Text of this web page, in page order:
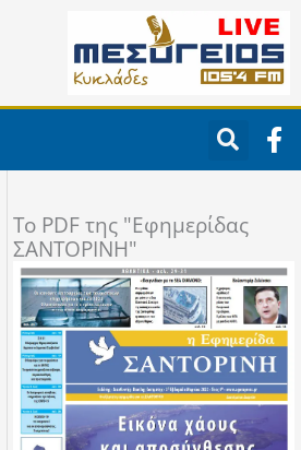
F
a
c
o
k
-
f
To PDF της "Εφημερίδας
ΣΑΝΤΟΡΙΝΗ"